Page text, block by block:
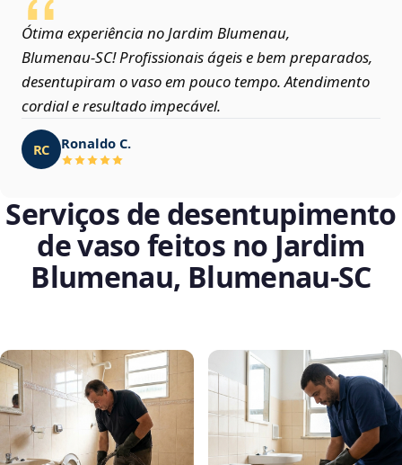
Ótima experiência no Jardim Blumenau,
Blumenau‑SC! Profissionais ágeis e bem preparados,
desentupiram o vaso em pouco tempo. Atendimento
cordial e resultado impecável.
RC Ronaldo C.
Serviços de desentupimento
de vaso feitos no Jardim
Blumenau, Blumenau‑SC